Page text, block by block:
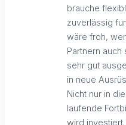
brauche
zuverlässig
wäre froh,
Partnern auch
sehr gut
in neue
Nicht nur in
laufende
wird